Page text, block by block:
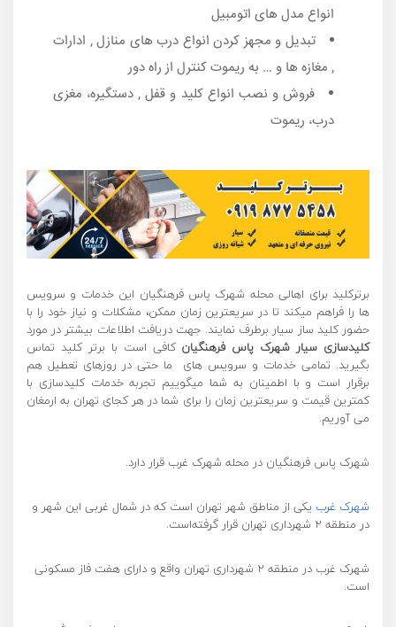
انواع مدل های اتومبیل
تبدیل و مجهز کردن انواع درب های منازل , ادارات
, مغازه ها و … به ریموت کنترل از راه دور
فروش و نصب انواع کلید و قفل , دستگیره، مغزی
درب، ریموت
برترکلید برای اهالی محله شهرک پاس فرهنگیان این خدمات و سرویس
ها را فراهم میکند تا در سریعترین زمان ممکن، مشکلات و نیاز خود را با
حضور کلید ساز سیار برطرف نمایند. جهت دریافت اطلاعات بیشتر در مورد
کلیدسازی سیار شهرک پاس فرهنگیان کافی است با برتر کلید تماس
بگیرید. تمامی خدمات و سرویس های ما حتی در روزهای تعطیل هم
برقرار است و با اطمینان به شما میگوییم تجربه خدمات کلیدسازی با
کمترین قیمت و سریعترین زمان را برای شما در هر کجای تهران به ارمغان
می آوریم.
شهرک پاس فرهنگیان در محله شهرک غرب قرار دارد.
شهرک غرب یکی از مناطق شهر تهران است که در شمال غربی این شهر و
در منطقه ۲ شهرداری تهران قرار گرفته‌است.
شهرک غرب در منطقه ۲ شهرداری تهران واقع و دارای هفت فاز مسکونی
است.